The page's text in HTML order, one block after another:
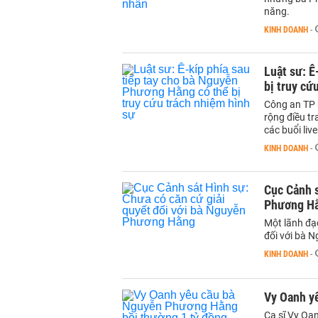
năng.
KINH DOANH -
Luật sư:
bị truy
Công an
rộng điều
các buổi
KINH DOANH -
Cục Cảnh
Phương
Một lãnh
đối với bà
KINH DOANH -
Vy Oanh
Ca sĩ Vy